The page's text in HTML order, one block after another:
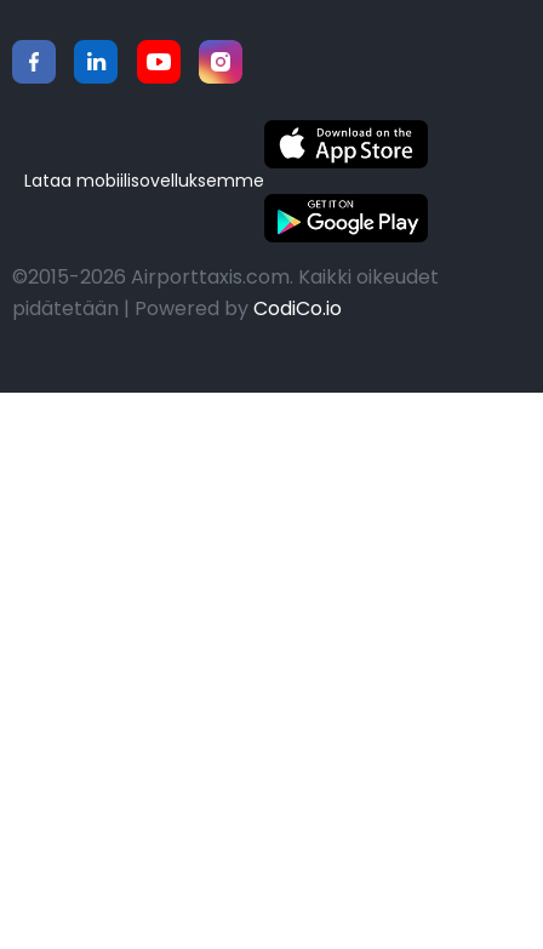
Lataa mobiilisovelluksemme
©2015-2026 Airporttaxis.com. Kaikki oikeudet
pidätetään | Powered byCodiCo.io